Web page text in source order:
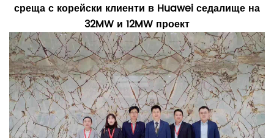
среща с корейски клиенти в Huawei седалище на
32MW и 12MW проект